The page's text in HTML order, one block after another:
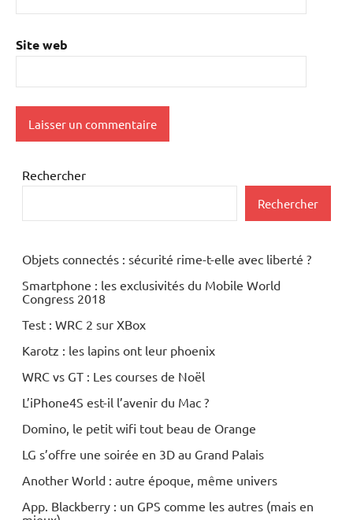
Site web
Rechercher
Rechercher
Objets connectés : sécurité rime-t-elle avec liberté ?
Smartphone : les exclusivités du Mobile World
Congress 2018
Test : WRC 2 sur XBox
Karotz : les lapins ont leur phoenix
WRC vs GT : Les courses de Noël
L’iPhone4S est-il l’avenir du Mac ?
Domino, le petit wifi tout beau de Orange
LG s’offre une soirée en 3D au Grand Palais
Another World : autre époque, même univers
App. Blackberry : un GPS comme les autres (mais en